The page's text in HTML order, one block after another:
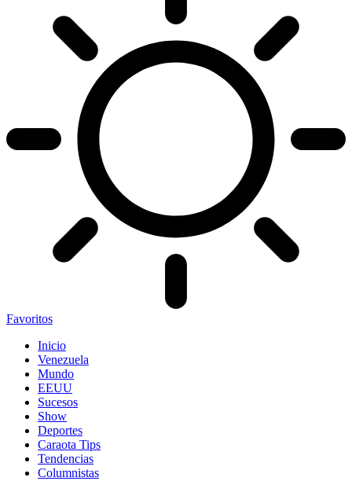
Favoritos
Inicio
Venezuela
Mundo
EEUU
Sucesos
Show
Deportes
Caraota Tips
Tendencias
Columnistas